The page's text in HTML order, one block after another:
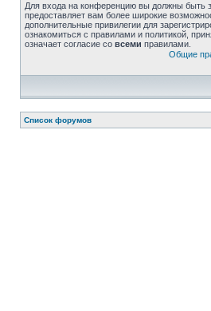
Для входа на конференцию вы должны быть
предоставляет вам более широкие
дополнительные привилегии для
ознакомиться с правилами и политикой,
означает согласие со всеми правилами.
Общие
Список форумов